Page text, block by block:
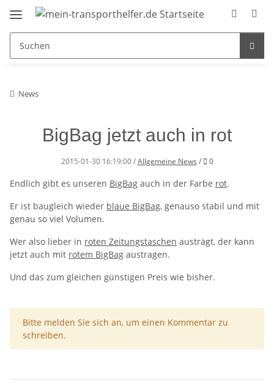
News
BigBag jetzt auch in rot
2015-01-30 16:19:00 /Allgemeine News / Kommentare
0
Endlich gibt es unseren BigBag auch in der Farbe rot.
Er ist baugleich wieder blaue BigBag, genauso stabil und mit
genau so viel Volumen.
Wer also lieber in roten Zeitungstaschen austrägt, der kann
jetzt auch mit rotem BigBag austragen.
Und das zum gleichen günstigen Preis wie bisher.
x
Bitte melden Sie sich an, um einen Kommentar zu
schreiben.